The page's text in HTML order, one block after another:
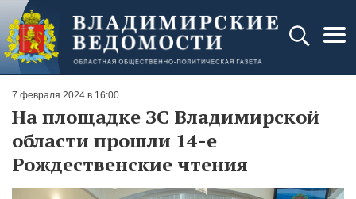
7 февраля 2024 в 16:00
На площадке ЗС Владимирской
области прошли 14-е
Рождественские чтения